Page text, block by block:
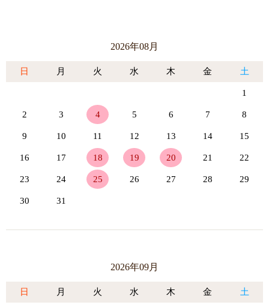
2026年08月
日 月 火 水 木 金 土
1
2 3 4 5 6 7 8
9 10 11 12 13 14 15
16 17 18 19 20 21 22
23 24 25 26 27 28 29
30 31
2026年09月
日 月 火 水 木 金 土